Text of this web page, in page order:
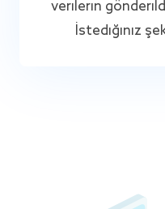
verilerin
İstediğiniz